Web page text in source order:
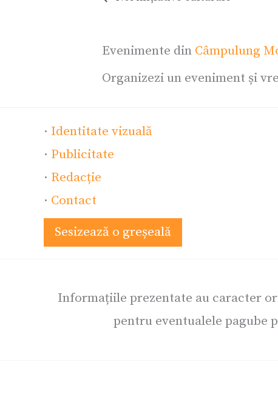
Evenimente din Câmpulung
Organizezi un eveniment și
· Identitate vizuală
· Publicitate
· Redacție
· Contact
Sesizează o greșeală
Informațiile prezentate au caracter
pentru eventualele pagube